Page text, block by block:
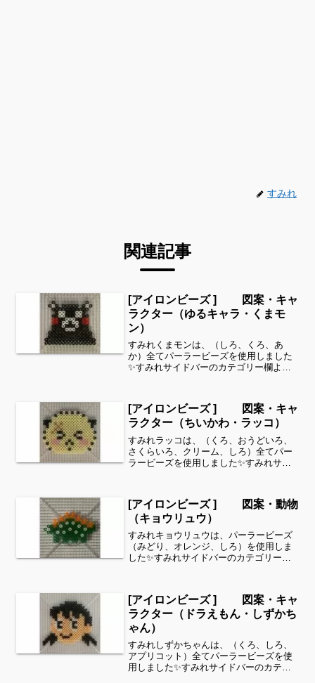
すみれ
関連記事
[アイロンビーズ ] 図案・キャ
ラクター（ゆるキャラ・くまモ
ン）
すみれくまモンは、（しろ、くろ、あ
か）全てパーラービーズを使用しました
✨すみれサイドバーのカテゴリー欄よ
ら、他の図案もぜひ覗いてみてください^
^キャラクターよりゆるキャ...
[アイロンビーズ ] 図案・キャ
ラクター（ちいかわ・ラッコ）
すみれラッコは、（くろ、おうどいろ、
さくらいろ、クリーム、しろ）全てパー
ラービーズを使用しました✨すみれサイ
す！お時間がありましたら、他の図案も
ぜひ覗いてみてください^ ...
[アイロンビーズ ] 図案・動物
（キョウリュウ）
すみれキョウリュウは、パーラービーズ
（みどり、オレンジ、しろ）を使用しま
した✨すみれサイドバーのカテゴリー欄
ら、他の図案もぜひ覗いてみてください^
^動物シリーズよりキ...
[アイロンビーズ ] 図案・キャ
ラクター（ドラえもん・しずかち
ゃん）
すみれしずかちゃんは、（くろ、しろ、
アプリコット）全てパーラービーズを使
用しました✨すみれサイドバーのカテゴ